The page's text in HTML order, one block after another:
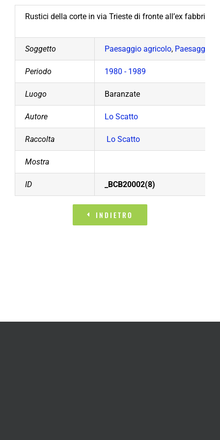
Rustici della corte in via Trieste di fronte all’ex fabbrica
Soggetto Paesaggio agricolo, Paesaggio
Periodo 1980 - 1989
Luogo Baranzate
Autore Lo Scatto
Raccolta Lo Scatto
Mostra
ID _BCB20002(8)
INDIETRO